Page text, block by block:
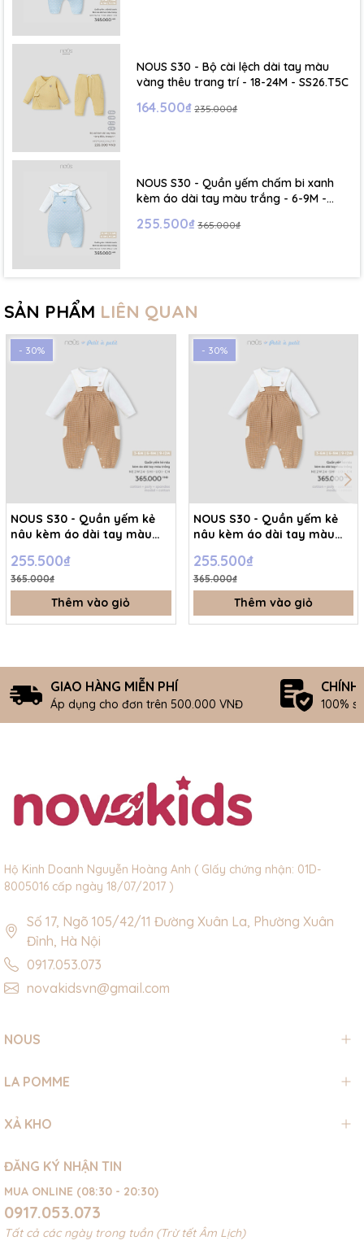
NOUS S30 - Bộ cài lệch dài tay màu
vàng thêu trang trí - 18-24M - SS26.T5C
164.500₫ 235.000₫
NOUS S30 - Quần yếm chấm bi xanh
kèm áo dài tay màu trắng - 6-9M -
255.500₫ 365.000₫
SẢN PHẨM LIÊN QUAN
- 30%
NOUS S30 - Quần yếm kẻ
nâu kèm áo dài tay màu
255.500₫
365.000₫
Thêm vào giỏ
- 30%
NOUS S30 - Quần yếm kẻ
nâu kèm áo dài tay màu
255.500₫
365.000₫
Thêm vào giỏ
GIAO HÀNG MIỄN PHÍ
Áp dụng cho đơn trên 500.000 VNĐ
CHÍNH
100%
Hộ Kinh Doanh Nguyễn Hoàng Anh ( GIấy chứng nhận: 01D-
8005016 cấp ngày 18/07/2017 )
Số 17, Ngõ 105/42/11 Đường Xuân La, Phường Xuân
Đỉnh, Hà Nội
0917.053.073
novakidsvn@gmail.com
NOUS
LA POMME
XẢ KHO
ĐĂNG KÝ NHẬN TIN
MUA ONLINE (08:30 - 20:30)
0917.053.073
Tất cả các ngày trong tuần (Trừ tết Âm Lịch)